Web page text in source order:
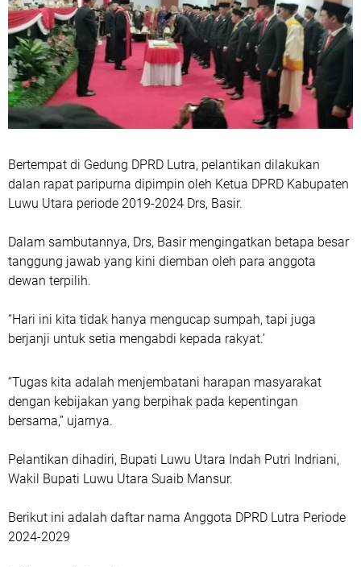
Bertempat di Gedung DPRD Lutra, pelantikan dilakukan
dalan rapat paripurna dipimpin oleh Ketua DPRD Kabupaten
Luwu Utara periode 2019-2024 Drs, Basir.
Dalam sambutannya, Drs, Basir mengingatkan betapa besar
tanggung jawab yang kini diemban oleh para anggota
dewan terpilih.
“Hari ini kita tidak hanya mengucap sumpah, tapi juga
berjanji untuk setia mengabdi kepada rakyat.’
“Tugas kita adalah menjembatani harapan masyarakat
dengan kebijakan yang berpihak pada kepentingan
bersama,” ujarnya.
Pelantikan dihadiri, Bupati Luwu Utara Indah Putri Indriani,
Wakil Bupati Luwu Utara Suaib Mansur.
Berikut ini adalah daftar nama Anggota DPRD Lutra Periode
2024-2029